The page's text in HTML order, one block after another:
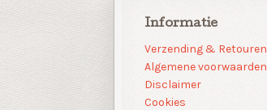
Informatie
Verzending & Retouren
Algemene voorwaarden
Disclaimer
Cookies